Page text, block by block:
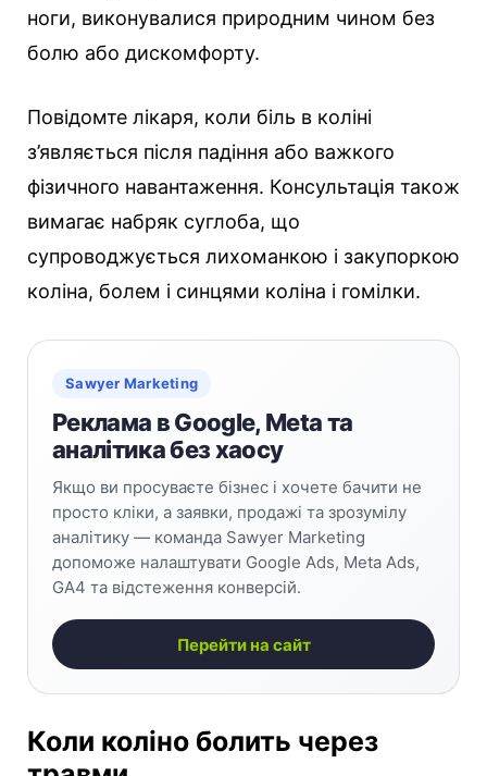
ноги, виконувалися природним чином без
болю або дискомфорту.
Повідомте лікаря, коли біль в коліні
з’являється після падіння або важкого
фізичного навантаження. Консультація також
вимагає набряк суглоба, що
супроводжується лихоманкою і закупоркою
коліна, болем і синцями коліна і гомілки.
Sawyer Marketing
Реклама в Google, Meta та
аналітика без хаосу
Якщо ви просуваєте бізнес і хочете бачити не
просто кліки, а заявки, продажі та зрозумілу
аналітику — команда Sawyer Marketing
допоможе налаштувати Google Ads, Meta Ads,
GA4 та відстеження конверсій.
Перейти на сайт
Коли коліно болить через